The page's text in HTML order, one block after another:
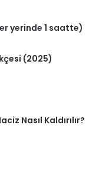
yerinde 1 saatte)
(2025)
Nasıl Kaldırılır?